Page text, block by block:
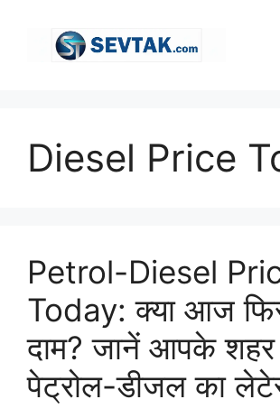
Diesel Price
Petrol-Diesel
Today: क्या आज
दाम? जानें आपके
पेट्रोल-डीजल का